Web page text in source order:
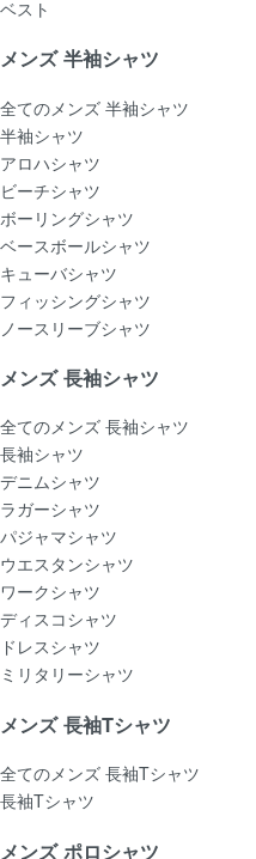
ベスト
メンズ 半袖シャツ
全てのメンズ 半袖シャツ
半袖シャツ
アロハシャツ
ビーチシャツ
ボーリングシャツ
ベースボールシャツ
キューバシャツ
フィッシングシャツ
ノースリーブシャツ
メンズ 長袖シャツ
全てのメンズ 長袖シャツ
長袖シャツ
デニムシャツ
ラガーシャツ
パジャマシャツ
ウエスタンシャツ
ワークシャツ
ディスコシャツ
ドレスシャツ
ミリタリーシャツ
メンズ 長袖Tシャツ
全てのメンズ 長袖Tシャツ
長袖Tシャツ
メンズ ポロシャツ